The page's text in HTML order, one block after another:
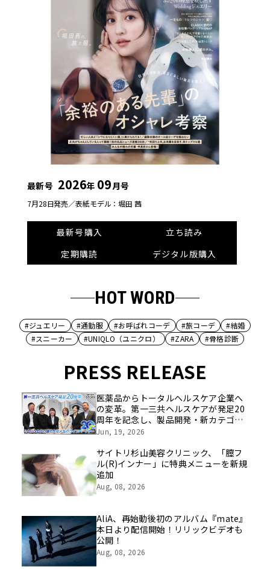
最新号 2026年 09月号
7月28日発売／表紙モデル：堀田 茜
最新号購入
立ち読み
定期購読
デジタル版購入
HOT WORD
#ジュエリー #通勤服 #お呼ばれコーデ #旅コーデ
#結婚
#スニーカー
#UNIQLO（ユニクロ） #ZARA #骨格診断
PRESS RELEASE
医薬品からトータルヘルスケア企業へ
の変革。第一三共ヘルスケアが発足20
周年を記念し、製品開発・新カテゴリ
挑戦の舞台や旧社統合時のエピソード
像を公開！
Jun, 19, 2026
サイトリ杉山美容クリニック、「膣フ
ル(R)インナー」に特典メニューを新規
追加
Aug, 08, 2026
AliA、再始動後初のアルバム『mate』
本日より配信開始！リリックビデオも
公開！
Aug, 08, 2026